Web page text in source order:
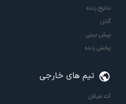
نتایج زنده
آنتن
پیش بینی
پخش زنده
تیم های خارجی
آث میلان